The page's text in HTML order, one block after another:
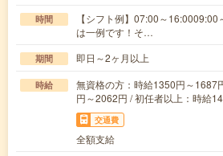
時間
【シフト例】07:00～
は一例です！そ…
期間 即日～2ヶ月以上
時給
無資格の方：時給1350円～1687
円～2062円 / 初任者以上：時給
交通費
全額支給